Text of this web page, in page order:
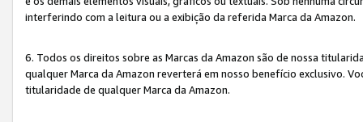
interferindo com a leitura ou a exibição da referida Marca da Amazon.
6. Todos os direitos sobre as Marcas da Amazon são de nossa
qualquer Marca da Amazon reverterá em nosso benefício exclusivo.
titularidade de qualquer Marca da Amazon.